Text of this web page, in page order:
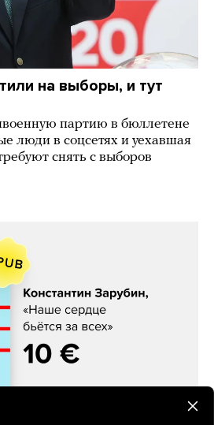
на выборы, и тут
партию в бюллетене
люди в соцсетях и уехавшая
снять с выборов
«Наше сердце
за всех»